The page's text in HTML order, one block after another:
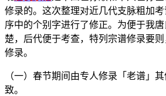
修录的。这次整理对近几代支脉粗加
序中的个别字进行了修正。为便于我
楚，后代便于考查，特列宗谱修录要
修录。
（一）春节期间由专人修录「老谱」
致。